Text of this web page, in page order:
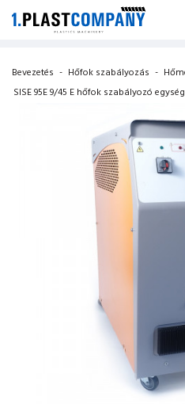
Bevezetés - Hőfok szabályozás -
SISE 95E 9/45 E hőfok szabályozó egység